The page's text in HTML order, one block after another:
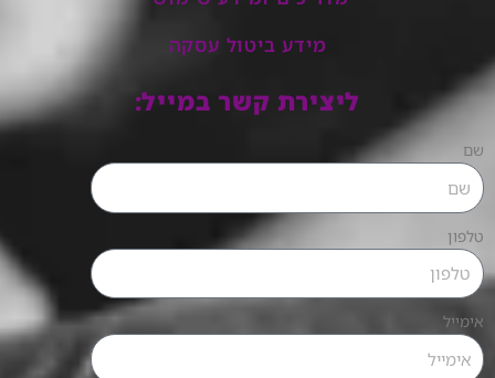
מידע ביטול עסקה
ליצירת קשר במייל:
שם
טלפון
אימייל